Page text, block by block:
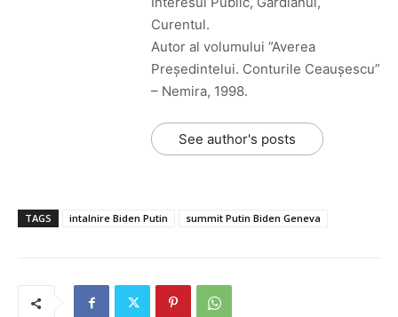
Curentul.
Autor al volumului ”Averea
Președintelui. Conturile Ceaușescu”
– Nemira, 1998.
See author's posts
TAGS intalnire Biden Putin summit Putin Biden Geneva